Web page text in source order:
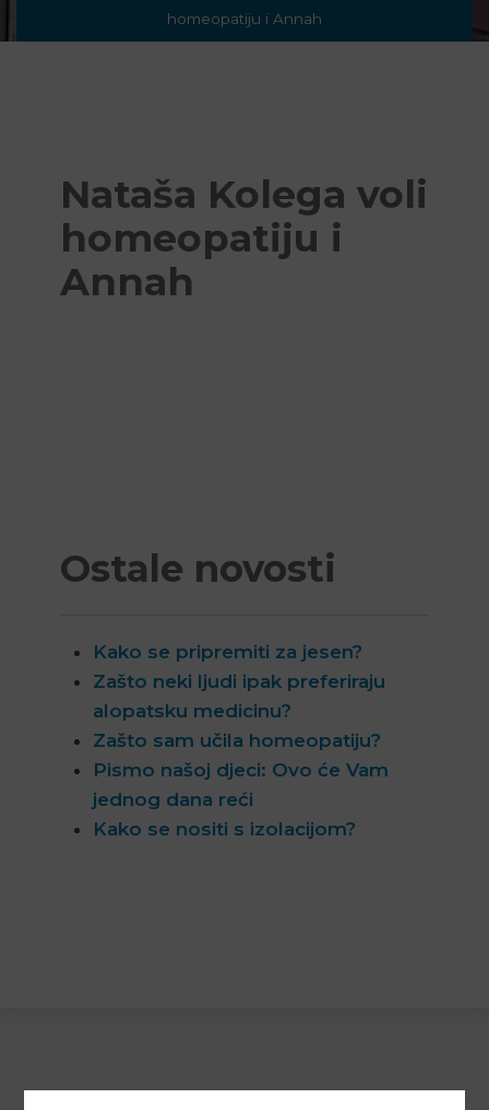
homeopatiju i Annah
Nataša Kolega voli
homeopatiju i
Annah
Ostale novosti
Kako se pripremiti za jesen?
Zašto neki ljudi ipak preferiraju
alopatsku medicinu?
Zašto sam učila homeopatiju?
Pismo našoj djeci: Ovo će Vam
jednog dana reći
Kako se nositi s izolacijom?